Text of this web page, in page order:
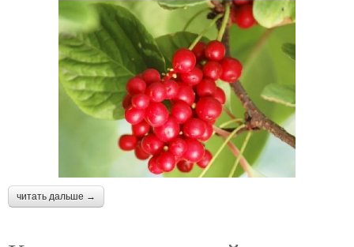
читать дальше →